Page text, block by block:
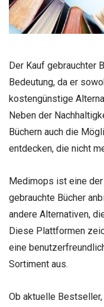
Der Kauf gebrauchter
Bedeutung, da er
kostengünstige
Neben der
Büchern auch die
entdecken, die nicht
Medimops ist eine
gebrauchte Bücher
andere Alternativen,
Diese Plattformen
eine
Sortiment aus.
Ob aktuelle